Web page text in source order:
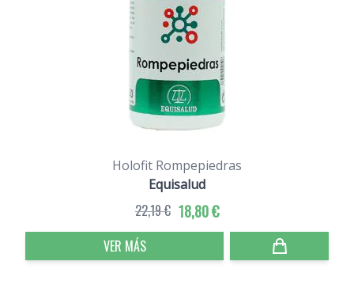
Holofit Rompepiedras
Equisalud
18,80 €
22,19 €
VER MÁS